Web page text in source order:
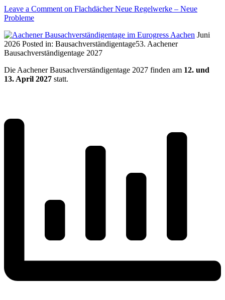
Leave a Comment on Flachdächer Neue Regelwerke – Neue
Probleme
Juni
2026 Posted in: Bausachverständigentage53. Aachener
Bausachverständigentage 2027
Die Aachener Bausachverständigentage 2027 finden am 12. und
13. April 2027 statt.